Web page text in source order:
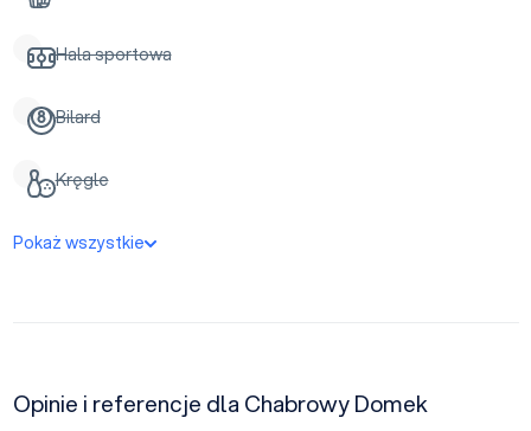
Hala sportowa
Bilard
Kręgle
Pokaż wszystkie
Opinie i referencje dla Chabrowy Domek